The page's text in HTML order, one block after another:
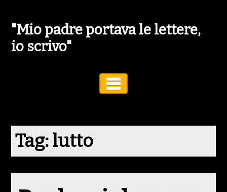
"Mio padre portava le lettere,
io scrivo"
Tag:lutto